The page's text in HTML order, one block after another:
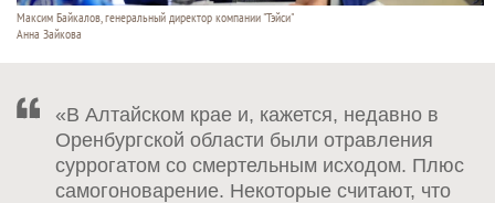
Максим Байкалов, генеральный директор компании "Тэйси"
Анна Зайкова
«В Алтайском крае и, кажется, недавно в
Оренбургской области были отравления
суррогатом со смертельным исходом. Плюс
самогоноварение. Некоторые считают, что